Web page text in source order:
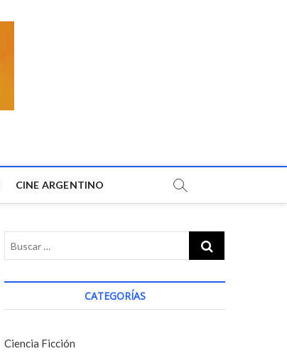
CINE ARGENTINO
CATEGORÍAS
Ciencia Ficción